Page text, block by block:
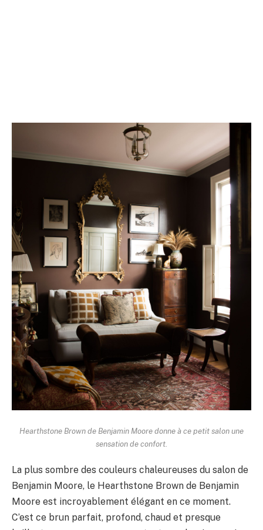
Hearthstone Brown de Benjamin Moore donne à ce petit salon une
sensation de confort.
La plus sombre des couleurs chaleureuses du salon de
Benjamin Moore, le Hearthstone Brown de Benjamin
Moore est incroyablement élégant en ce moment.
C’est ce brun parfait, profond, chaud et presque